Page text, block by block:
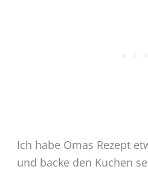
Ich habe Omas Rezept
und backe den Kuchen